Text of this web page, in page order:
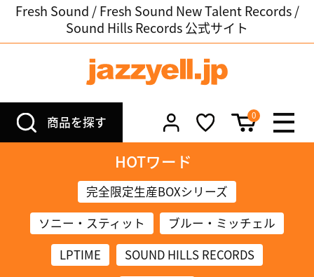
Fresh Sound / Fresh Sound New Talent Records /
Sound Hills Records 公式サイト
商品を探す 0
HOTワード
完全限定生産BOXシリーズ
ソニー・スティット
ブルー・ミッチェル
LPTIME
SOUND HILLS RECORDS